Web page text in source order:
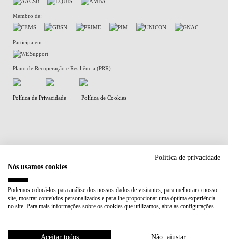
Membro de:
Participa em:
Plano de Recuperação e Resiliência (PRR)
Política de Privacidade Política de Cookies
Política de privacidade
Nós usamos cookies
Podemos colocá-los para análise dos nossos dados de visitantes, para melhorar o nosso
site, mostrar conteúdos personalizados e para lhe proporcionar uma óptima experiência
no site. Para mais informações sobre os cookies que utilizamos, abra as configurações.
Aceitar todos Não, ajustar